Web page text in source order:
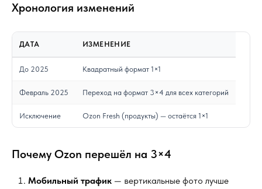
Хронология изменений
ДАТА ИЗМЕНЕНИЕ
До 2025 Квадратный формат 1×1
Февраль 2025 Переход на формат 3×4 для всех категорий
Исключение Ozon Fresh (продукты) — остаётся 1×1
Почему Ozon перешёл на 3×4
Мобильный трафик — вертикальные фото лучше